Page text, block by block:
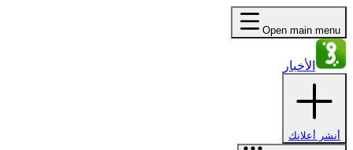
Open main menu
الأخبار
أنشر أعلانك